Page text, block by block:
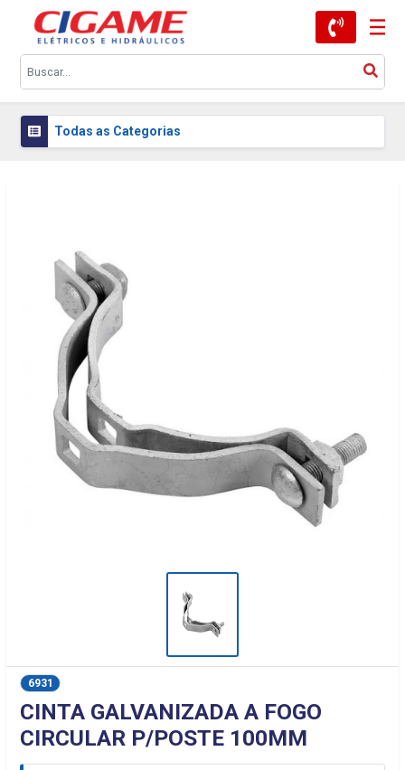
Todas as Categorias
6931
CINTA GALVANIZADA A FOGO
CIRCULAR P/POSTE 100MM